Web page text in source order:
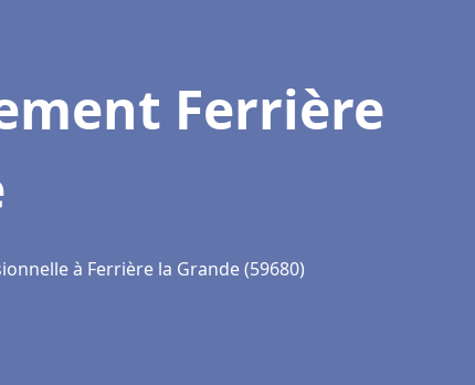
Ferrière
à Ferrière la Grande (59680)